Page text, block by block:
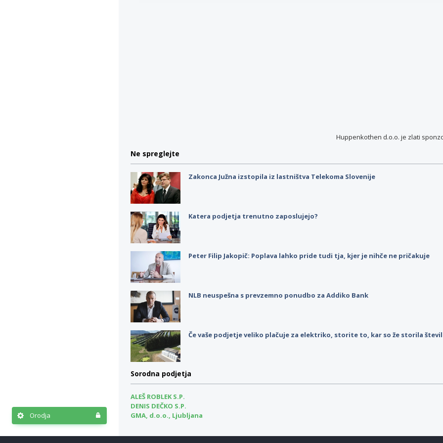
Orodja
Huppenkothen d.o.o. je zlati
Ne spreglejte
Zakonca Južna izstopila iz lastništva Telekoma Slovenije
Katera podjetja trenutno zaposlujejo?
Peter Filip Jakopič: Poplava lahko pride tudi tja, kjer je nihče ne pričakuje
NLB neuspešna s prevzemno ponudbo za Addiko Bank
Če vaše podjetje veliko plačuje za elektriko, storite to, kar so že storila
Sorodna podjetja
ALEŠ ROBLEK S.P.
DENIS DEČKO S.P.
GMA, d.o.o., Ljubljana